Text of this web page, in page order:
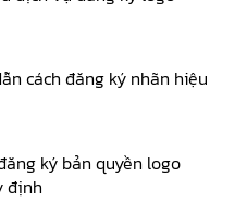
cách đăng ký nhãn hiệu
ký bản quyền logo
định